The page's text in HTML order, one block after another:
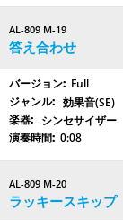
AL-809 M-19
答え合わせ
Full
効果音(SE)
シンセサイザー
0:08
AL-809 M-20
ラッキースキップ